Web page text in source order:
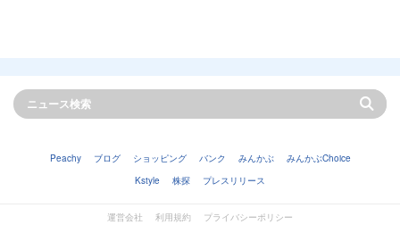
Peachy ブログ ショッピング バンク みんかぶ
みんかぶChoice
Kstyle
株探 プレスリリース
運営会社 利用規約 プライバシーポリシー